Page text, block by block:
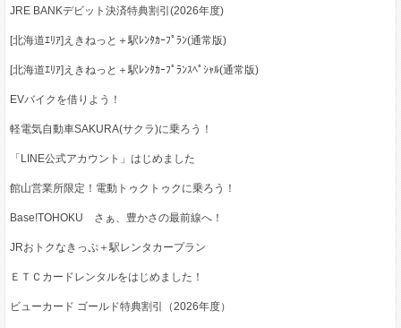
JRE BANKデビット決済特典割引(2026年度)
[北海道ｴﾘｱ]えきねっと＋駅ﾚﾝﾀｶｰﾌﾟﾗﾝ(通常版)
[北海道ｴﾘｱ]えきねっと＋駅ﾚﾝﾀｶｰﾌﾟﾗﾝｽﾍﾟｼｬﾙ(通常版)
EVバイクを借りよう！
軽電気自動車SAKURA(サクラ)に乗ろう！
「LINE公式アカウント」はじめました
館山営業所限定！電動トゥクトゥクに乗ろう！
Base!TOHOKU さぁ、豊かさの最前線へ！
JRおトクなきっぷ＋駅レンタカープラン
ＥＴＣカードレンタルをはじめました！
ビューカード ゴールド特典割引（2026年度）